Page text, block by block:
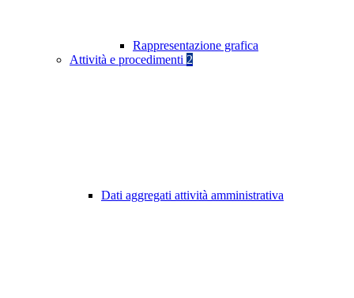
Rappresentazione grafica
Attività e procedimenti 2
Dati aggregati attività amministrativa